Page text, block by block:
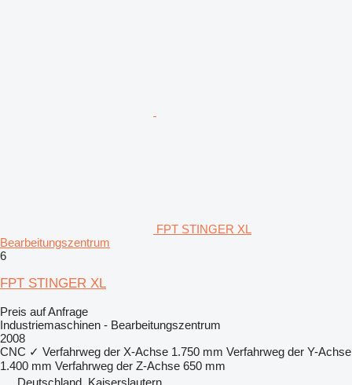
FPT STINGER XL
Bearbeitungszentrum
6
FPT STINGER XL
Preis auf Anfrage
Industriemaschinen - Bearbeitungszentrum
2008
CNC ✓ Verfahrweg der X-Achse 1.750 mm Verfahrweg der Y-Achse
1.400 mm Verfahrweg der Z-Achse 650 mm
Deutschland, Kaiserslautern